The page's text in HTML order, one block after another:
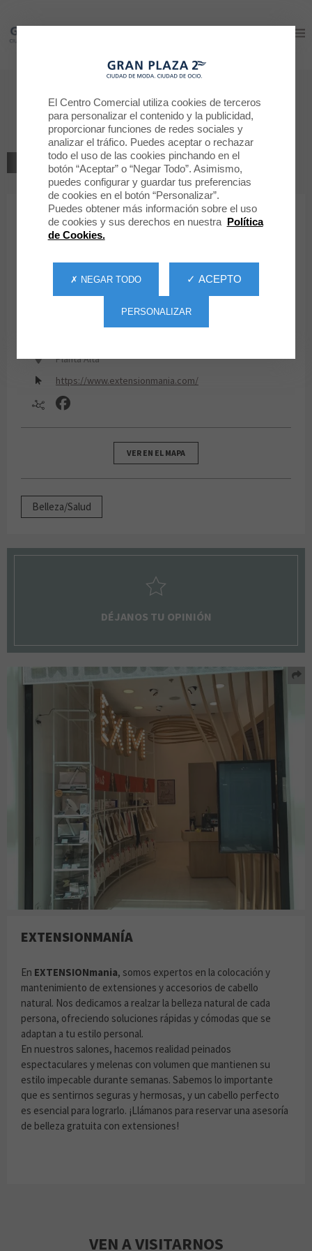
Gran Plaza 2
Bienvenido a
EXTENSIONmanía
VOLVER AL LISTADO
BELLEZA/SALUD
EXTENSIONmanía
Planta Alta
https://www.extensionmania.com/
VER EN EL MAPA
Belleza/Salud
DÉJANOS TU OPINIÓN
EXTENSIONMANÍA
En EXTENSIONmania, somos expertos en la colocación y
mantenimiento de extensiones y accesorios de cabello
natural. Nos dedicamos a realzar la belleza natural de cada
persona, ofreciendo soluciones rápidas y cómodas que se
adaptan a tu estilo personal.
En nuestros salones, hacemos realidad peinados
espectaculares y melenas con volumen que mantienen su
estilo impecable durante semanas. Sabemos lo importante
que es sentirnos seguras y hermosas, y un cabello perfecto
es esencial para lograrlo. ¡Llámanos para reservar una asesoría
de belleza gratuita con extensiones!
VEN A VISITARNOS
Gran Plaza 2
El Centro Comercial utiliza cookies de terceros
para personalizar el contenido y la publicidad,
proporcionar funciones de redes sociales y
analizar el tráfico. Puedes aceptar o rechazar
todo el uso de las cookies pinchando en el
botón “Aceptar” o “Negar Todo”. Asimismo,
puedes configurar y guardar tus preferencias
de cookies en el botón “Personalizar”.
Puedes obtener más información sobre el uso
de cookies y sus derechos en nuestra Política
de Cookies.
✓ ACEPTO
✗ NEGAR TODO
PERSONALIZAR